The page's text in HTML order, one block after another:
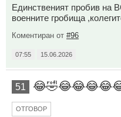
Единственият пробив на
военните гробища
Коментиран от #96
07:55 15.06.2026
51
ОТГОВОР